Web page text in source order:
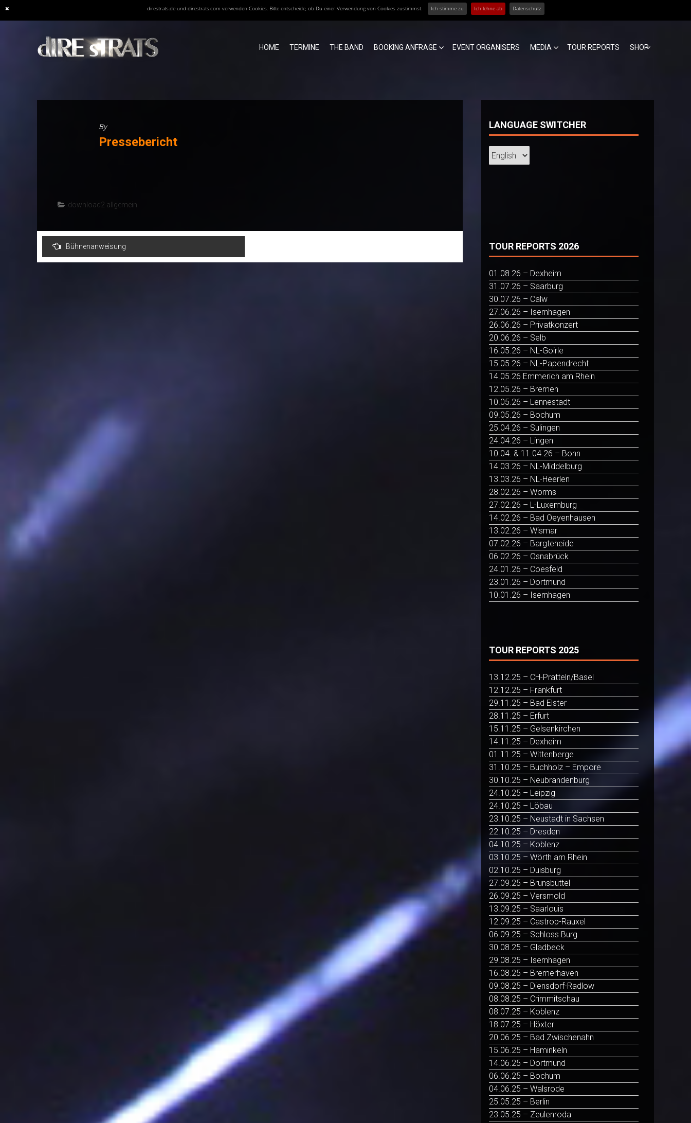
direstrats.de und direstrats.com verwenden Cookies. Bitte entscheide, ob Du einer Verwendung von Cookies zustimmst. Ich stimme zu Ich lehne ab Datenschutz
HOME TERMINE THE BAND BOOKING ANFRAGE EVENT ORGANISERS MEDIA TOUR REPORTS SHOP
By
Pressebericht
download2 allgemein
Post
navigation
Bühnenanweisung
LANGUAGE SWITCHER
TOUR REPORTS 2026
01.08.26 – Dexheim
31.07.26 – Saarburg
30.07.26 – Calw
27.06.26 – Isernhagen
26.06.26 – Privatkonzert
20.06.26 – Selb
16.05.26 – NL-Goirle
15.05.26 – NL-Papendrecht
14.05.26 Emmerich am Rhein
12.05.26 – Bremen
10.05.26 – Lennestadt
09.05.26 – Bochum
25.04.26 – Sulingen
24.04.26 – Lingen
10.04. & 11.04.26 – Bonn
14.03.26 – NL-Middelburg
13.03.26 – NL-Heerlen
28.02.26 – Worms
27.02.26 – L-Luxemburg
14.02.26 – Bad Oeyenhausen
13.02.26 – Wismar
07.02.26 – Bargteheide
06.02.26 – Osnabrück
24.01.26 – Coesfeld
23.01.26 – Dortmund
10.01.26 – Isernhagen
TOUR REPORTS 2025
13.12.25 – CH-Pratteln/Basel
12.12.25 – Frankfurt
29.11.25 – Bad Elster
28.11.25 – Erfurt
15.11.25 – Gelsenkirchen
14.11.25 – Dexheim
01.11.25 – Wittenberge
31.10.25 – Buchholz – Empore
30.10.25 – Neubrandenburg
24.10.25 – Leipzig
24.10.25 – Löbau
23.10.25 – Neustadt in Sachsen
22.10.25 – Dresden
04.10.25 – Koblenz
03.10.25 – Wörth am Rhein
02.10.25 – Duisburg
27.09.25 – Brunsbüttel
26.09.25 – Versmold
13.09.25 – Saarlouis
12.09.25 – Castrop-Rauxel
06.09.25 – Schloss Burg
30.08.25 – Gladbeck
29.08.25 – Isernhagen
16.08.25 – Bremerhaven
09.08.25 – Diensdorf-Radlow
08.08.25 – Crimmitschau
08.07.25 – Koblenz
18.07.25 – Höxter
20.06.25 – Bad Zwischenahn
15.06.25 – Haminkeln
14.06.25 – Dortmund
06.06.25 – Bochum
04.06.25 – Walsrode
25.05.25 – Berlin
23.05.25 – Zeulenroda